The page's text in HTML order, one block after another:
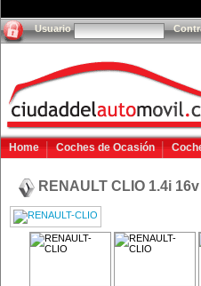
Usuario
Home Coches de Ocasión
RENAULT CLIO 1.4i 16v